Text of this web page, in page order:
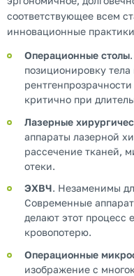
соответствующее всем
инновационные
Операционные столы
позиционировку
критично при
Лазерные
аппараты лазерной
рассечение тканей,
отеки.
ЭХВЧ. Незаменимы
Современные
делают этот процесс
кровопотерю.
Операционные
изображение с